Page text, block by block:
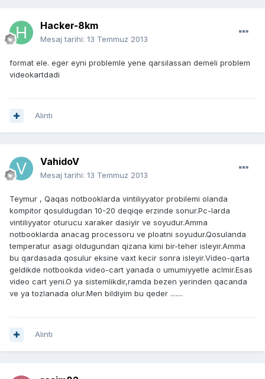
Hacker-8km
Mesaj tarihi: 13 Temmuz 2013
format ele. eger eyni problemle yene qarsilassan demeli problem
videokartdadi
Alıntı
VahidoV
Mesaj tarihi: 13 Temmuz 2013
Teymur , Qaqas notbooklarda vintiliyyator probilemi olanda
kompitor qosuldugdan 10-20 deqiqe erzinde sonur.Pc-larda
vintiliyyator oturucu xaraker dasiyir ve soyudur.Amma
notbooklarda anacag processoru ve ploatni soyudur.Qosulanda
temperatur asagi oldugundan qizana kimi bir-teher isleyir.Amma
bu qardasada qosulur eksine vaxt kecir sonra isleyir.Video-qarta
geldikde notbookda video-cart yanada o umumiyyetle aclmir.Esas
video cart yeni.O ya sistemlikdir,ramda bezen yerinden qacanda
ve ya tozlanada olur.Men bildiyim bu qeder .......
Alıntı